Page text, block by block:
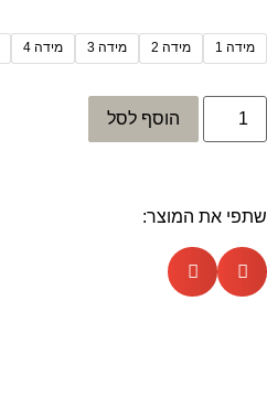
מידה 1 מידה 2 מידה 3 מידה 4
הוסף לסל
שתפי את המוצר: